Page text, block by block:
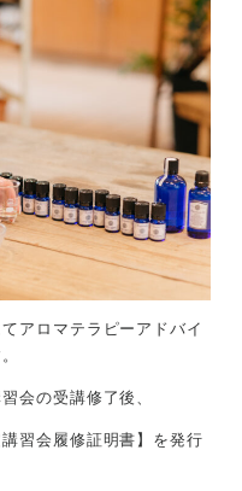
アロマテラピーアドバイ
会の受講修了後、
習会履修証明書】を発行